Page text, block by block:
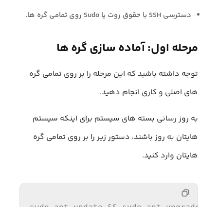
دسترسی SSH با حقوق روت یا Sudo روی تمامی گره ها.
مرحله اول: آماده سازی گره ها
توجه داشته باشید که این مرحله را بر روی تمامی گره
های اصلی و کاری انجام دهید.
به روز رسانی بسته های سیستم برای اینکه سیستم
هایتان به روز باشند، دستور زیر را بر روی تمامی گره
هایتان وارد کنید.